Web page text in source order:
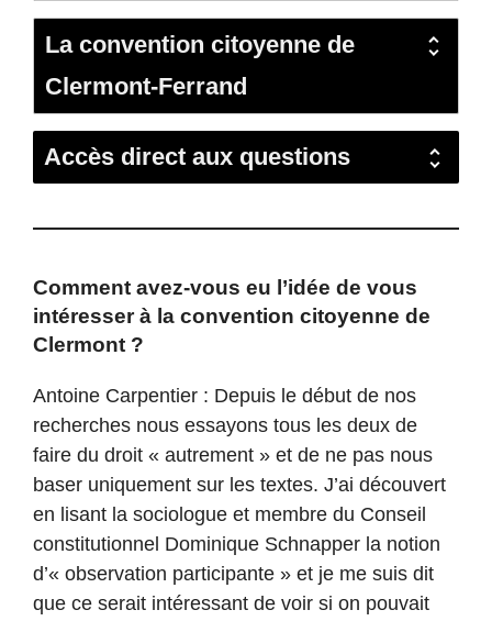
La convention citoyenne de
Clermont-Ferrand
Accès direct aux questions
Comment avez-vous eu l’idée de vous
intéresser à la convention citoyenne de
Clermont ?
Antoine Carpentier : Depuis le début de nos
recherches nous essayons tous les deux de
faire du droit « autrement » et de ne pas nous
baser uniquement sur les textes. J’ai découvert
en lisant la sociologue et membre du Conseil
constitutionnel Dominique Schnapper la notion
d’« observation participante » et je me suis dit
que ce serait intéressant de voir si on pouvait